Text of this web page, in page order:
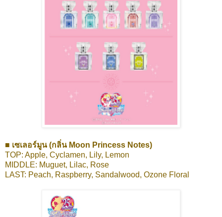
■ เซเลอร์มูน (กลิ่น Moon Princess Notes)
TOP: Apple, Cyclamen, Lily, Lemon
MIDDLE: Muguet, Lilac, Rose
LAST: Peach, Raspberry, Sandalwood, Ozone Floral